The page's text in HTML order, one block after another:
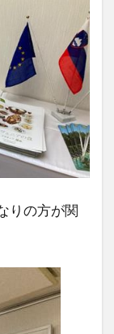
りの方が関